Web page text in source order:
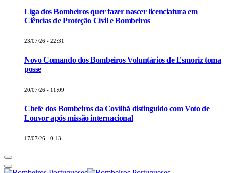
Liga dos Bombeiros quer fazer nascer licenciatura em
Ciências de Proteção Civil e Bombeiros
23/07/26 - 22:31
Novo Comando dos Bombeiros Voluntários de Esmoriz toma
posse
20/07/26 - 11:09
Chefe dos Bombeiros da Covilhã distinguido com Voto de
Louvor após missão internacional
17/07/26 - 0:13